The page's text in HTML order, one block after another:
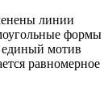
линии
формы
единый мотив
равномерное